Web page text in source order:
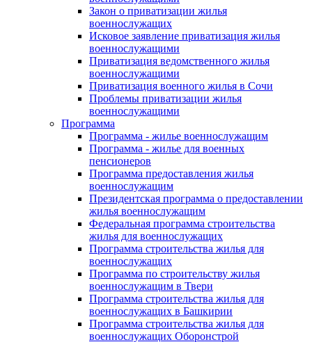
Закон о приватизации жилья
военнослужащих
Исковое заявление приватизация жилья
военнослужащими
Приватизация ведомственного жилья
военнослужащими
Приватизация военного жилья в Сочи
Проблемы приватизации жилья
военнослужащими
Программа
Программа - жилье военнослужащим
Программа - жилье для военных
пенсионеров
Программа предоставления жилья
военнослужащим
Президентская программа о предоставлении
жилья военнослужащим
Федеральная программа строительства
жилья для военнослужащих
Программа строительства жилья для
военнослужащих
Программа по строительству жилья
военнослужащим в Твери
Программа строительства жилья для
военнослужащих в Башкирии
Программа строительства жилья для
военнослужащих Оборонстрой